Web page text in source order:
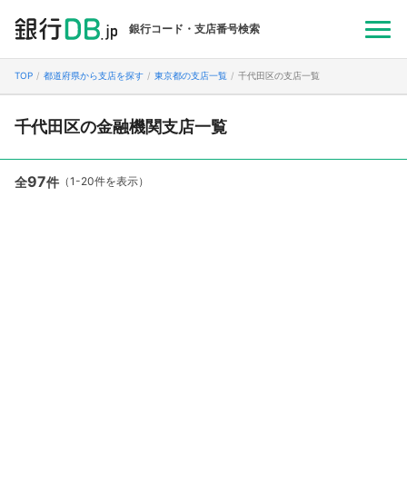
銀行コード・支店番号検索
TOP 都道府県から支店を探す 東京都の支店一覧 千代田区の支店一覧
千代田区の金融機関支店一覧
全97件 （1-20件を表示）